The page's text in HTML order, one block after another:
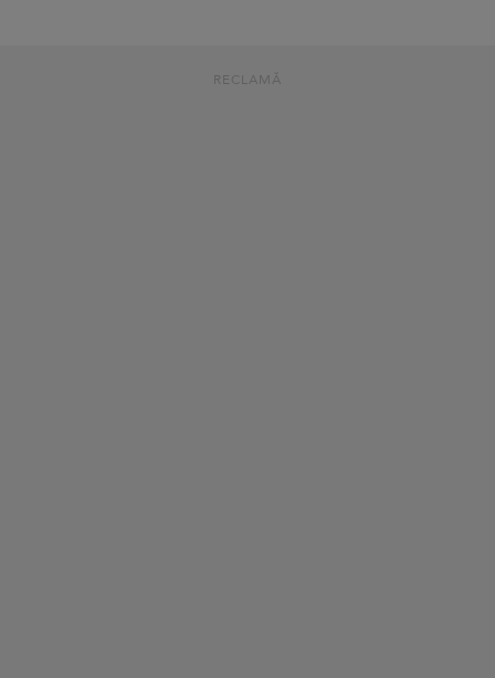
RECLAMĂ